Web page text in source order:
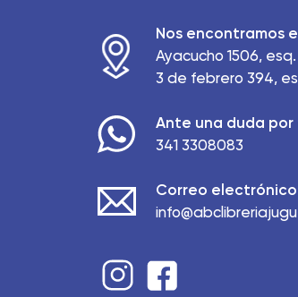
Nos encontramos
Ayacucho 1506,
3 de febrero 394,
Ante una duda
341 3308083
Correo electrónico